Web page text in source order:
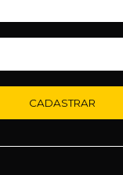
CADASTRAR